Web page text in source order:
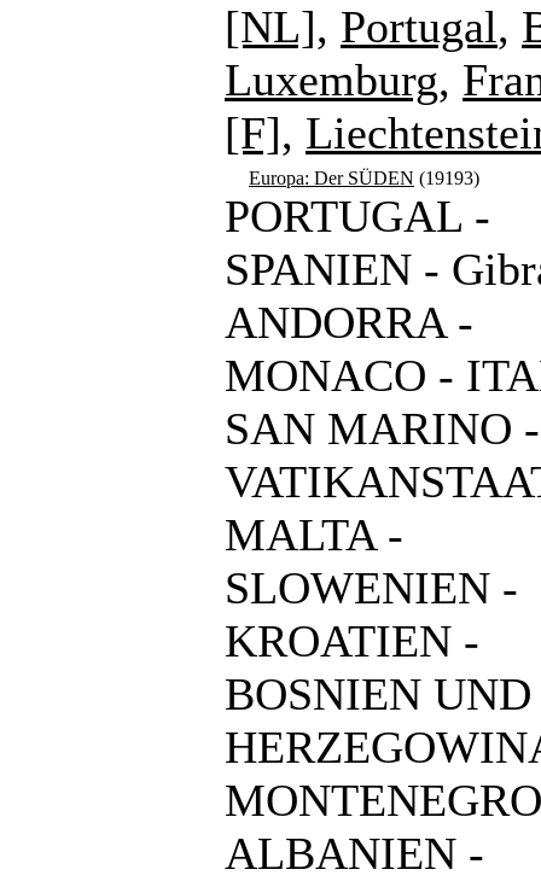
[NL], Portugal,
Luxemburg,
[F],
Europa: Der SÜDEN (19193)
PORTUGAL -
SPANIEN -
ANDORRA -
MONACO -
SAN MARINO -
MALTA -
SLOWENIEN -
KROATIEN -
BOSNIEN UND
ALBANIEN -